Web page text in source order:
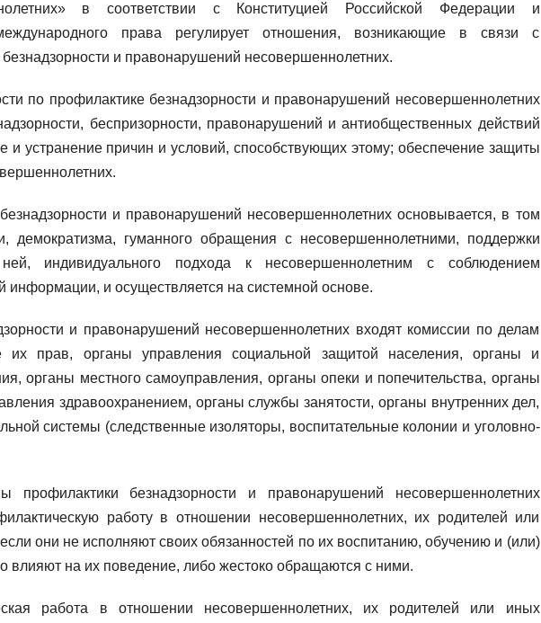
в соответствии с Конституцией Российской Федерации и
права регулирует отношения, возникающие в связи с
и правонарушений несовершеннолетних.
по профилактике безнадзорности и правонарушений несовершеннолетних
беспризорности, правонарушений и антиобщественных действий
и устранение причин и условий, способствующих этому; обеспечение защиты
и правонарушений несовершеннолетних основывается, в том
демократизма, гуманного обращения с несовершеннолетними, поддержки
индивидуального подхода к несовершеннолетним с соблюдением
информации, и осуществляется на системной основе.
и правонарушений несовершеннолетних входят комиссии по делам
их прав, органы управления социальной защитой населения, органы и
органы местного самоуправления, органы опеки и попечительства, органы
здравоохранением, органы службы занятости, органы внутренних дел,
системы (следственные изоляторы, воспитательные колонии и уголовно-
безнадзорности и правонарушений несовершеннолетних
работу в отношении несовершеннолетних, их родителей или
они не исполняют своих обязанностей по их воспитанию, обучению и (или)
влияют на их поведение, либо жестоко обращаются с ними.
работа в отношении несовершеннолетних, их родителей или иных